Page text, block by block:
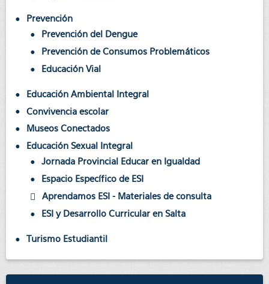
Prevención
Prevención del Dengue
Prevención de Consumos Problemáticos
Educación Vial
Educación Ambiental Integral
Convivencia escolar
Museos Conectados
Educación Sexual Integral
Jornada Provincial Educar en Igualdad
Espacio Específico de ESI
Aprendamos ESI - Materiales de consulta
ESI y Desarrollo Curricular en Salta
Turismo Estudiantil